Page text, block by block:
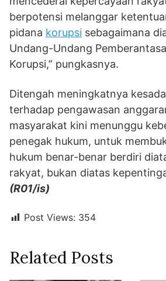
berpotensi melanggar
pidana korupsi sebagaimana
Undang-Undang
Korupsi,” pungkasnya.
Ditengah meningkatnya
terhadap pengawasan
masyarakat kini menunggu
penegak hukum, untuk
hukum benar-benar berdiri
rakyat, bukan diatas
(R01/is)
Post Views: 354
Related Posts